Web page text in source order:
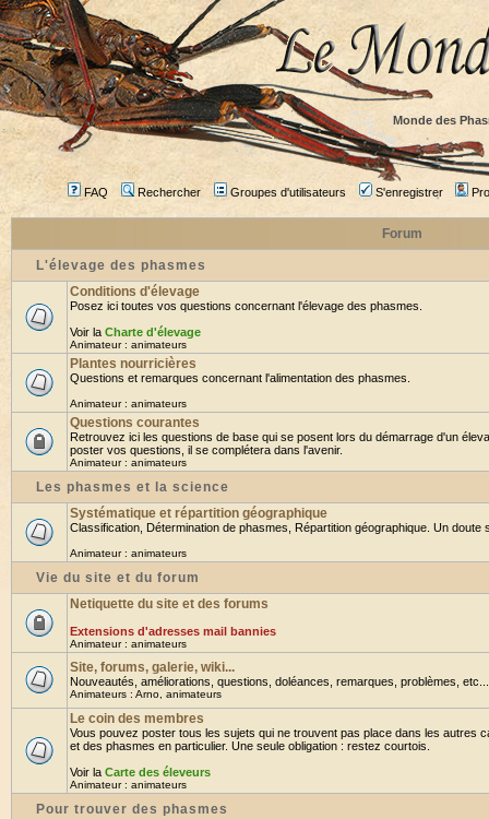
Monde des
FAQ Rechercher Groupes d'utilisateurs S'enregistrer
Forum
L'élevage des phasmes
Conditions d'élevage
Posez ici toutes vos questions concernant l'élevage des phasmes.
Voir la Charte d'élevage
Animateur : animateurs
Plantes nourricières
Questions et remarques concernant l'alimentation des phasmes.
Animateur : animateurs
Questions courantes
Retrouvez ici les questions de base qui se posent lors du démarrage d'un
poster vos questions, il se complétera dans l'avenir.
Animateur : animateurs
Les phasmes et la science
Systématique et répartition géographique
Classification, Détermination de phasmes, Répartition géographique. Un doute
Animateur : animateurs
Vie du site et du forum
Netiquette du site et des forums
Extensions d'adresses mail bannies
Animateur : animateurs
Site, forums, galerie, wiki...
Nouveautés, améliorations, questions, doléances, remarques, problèmes,
Animateurs : Arno animateurs
Le coin des membres
Vous pouvez poster tous les sujets qui ne trouvent pas place dans les autres
et des phasmes en particulier. Une seule obligation : restez courtois.
Voir la Carte des éleveurs
Animateur : animateurs
Pour trouver des phasmes